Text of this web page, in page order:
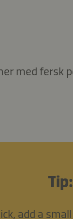
med fersk
Tip:
add a